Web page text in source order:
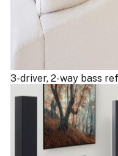
3-driver, 2-way bass